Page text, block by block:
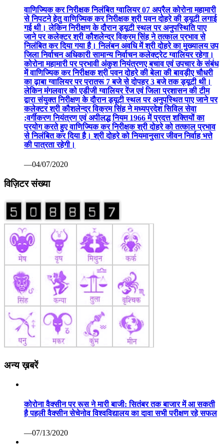
वाणिज्यिक कर निरीक्षक निलंबित ग्वालियर 07 अप्रैल कोरोना महामारी
से निपटने हेतु वाणिज्यिक कर निरीक्षक श्री पवन दोहरे की ड्यूटी लगाई
गई थी। लेकिन निरीक्षण के दौरान ड्यूटी स्थल पर अनुपस्थिति पाए
जाने पर कलेक्टर श्री कौशलेन्द्र विक्रम सिंह ने तत्काल प्रभाव से
निलंबित कर दिया गया है। निलंबन अवधि में श्री दोहरे का मुख्यालय उप
जिला निर्वाचन अधिकारी सामान्य निर्वाचन कलेक्ट्रेट ग्वालियर रहेगा।
कोरोना महामारी पर प्रभावी अंकुश नियंत्रणए बचाव एवं उपचार के संबंध
में वाणिज्यिक कर निरीक्षक श्री पवन दोहरे की बेला की बावड़ीए चौधरी
का ढ़ाबा ग्वालियर पर प्रातरू 7 बजे से दोपहर 3 बजे तक ड्यूटी थी।
लेकिन मंगलवार को एडीजी ग्वालियर रेंज एवं जिला प्रशासन की टीम
द्वारा संयुक्त निरीक्षण के दौरान ड्यूटी स्थल पर अनुपस्थित पाए जाने पर
कलेक्टर श्री कौशलेन्द्र विक्रम सिंह ने मध्यप्रदेश सिविल सेवा
;वर्गीकरण नियंत्रण एवं अपीलद्ध नियम 1966 में प्रदत्त शक्तियों का
प्रयोग करते हुए वाणिज्यिक कर निरीक्षक श्री दोहरे को तत्काल प्रभाव
से निलंबित कर दिया है। श्री दोहरे को नियमानुसार जीवन निर्वाह भत्ते
की पात्रता रहेगी।
—04/07/2020
विज़िटर संख्या
अन्य ख़बरें
कोरोना वैक्सीन पर रूस ने मारी बाजी: सितंबर तक बाजार में आ सकती
है पहली वैक्सीन सेचेनोव विश्वविद्यालय का दावा सभी परीक्षण रहे सफल
—07/13/2020